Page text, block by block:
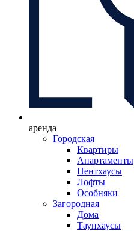
аренда
Городская
Квартиры
Апартаменты
Пентхаусы
Лофты
Особняки
Загородная
Дома
Таунхаусы